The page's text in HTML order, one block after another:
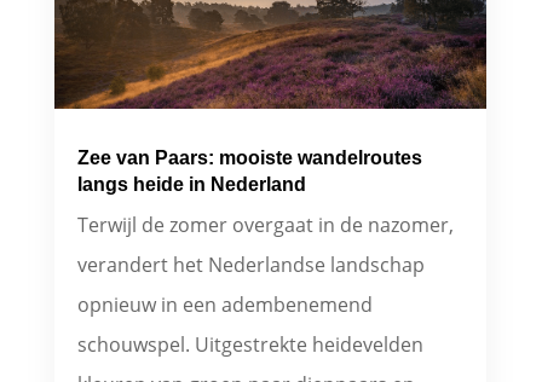
Zee van Paars: mooiste wandelroutes
langs heide in Nederland
Terwijl de zomer overgaat in de nazomer,
verandert het Nederlandse landschap
opnieuw in een adembenemend
schouwspel. Uitgestrekte heidevelden